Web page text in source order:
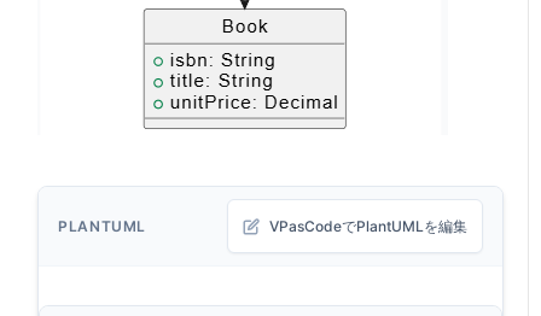
PLANTUML VPasCodeでPlantUMLを編集